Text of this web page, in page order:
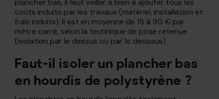
plancher bas, il faut veiller à bien à ajouter tous les
coûts induits par les travaux (matériel, installation et
frais induits). Il est en moyenne de 15 à 90 € par
mètre carré, selon la technique de pose retenue
(isolation par le dessus ou par le dessous).
Faut-il isoler un plancher bas
en hourdis de polystyrène ?